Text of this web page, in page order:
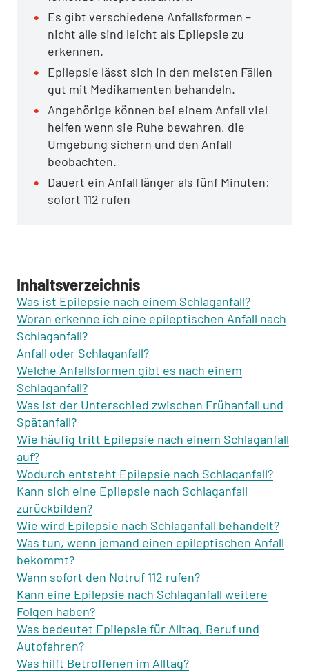
Es gibt verschiedene Anfallsformen –
nicht alle sind leicht als Epilepsie zu
erkennen.
Epilepsie lässt sich in den meisten Fällen
gut mit Medikamenten behandeln.
Angehörige können bei einem Anfall viel
helfen wenn sie Ruhe bewahren, die
Umgebung sichern und den Anfall
beobachten.
Dauert ein Anfall länger als fünf Minuten:
sofort 112 rufen
Inhaltsverzeichnis
Was ist Epilepsie nach einem Schlaganfall?
Woran erkenne ich eine epileptischen Anfall nach
Schlaganfall?
Anfall oder Schlaganfall?
Welche Anfallsformen gibt es nach einem
Schlaganfall?
Was ist der Unterschied zwischen Frühanfall und
Spätanfall?
Wie häufig tritt Epilepsie nach einem Schlaganfall
auf?
Wodurch entsteht Epilepsie nach Schlaganfall?
Kann sich eine Epilepsie nach Schlaganfall
zurückbilden?
Wie wird Epilepsie nach Schlaganfall behandelt?
Was tun, wenn jemand einen epileptischen Anfall
bekommt?
Wann sofort den Notruf 112 rufen?
Kann eine Epilepsie nach Schlaganfall weitere
Folgen haben?
Was bedeutet Epilepsie für Alltag, Beruf und
Autofahren?
Was hilft Betroffenen im Alltag?